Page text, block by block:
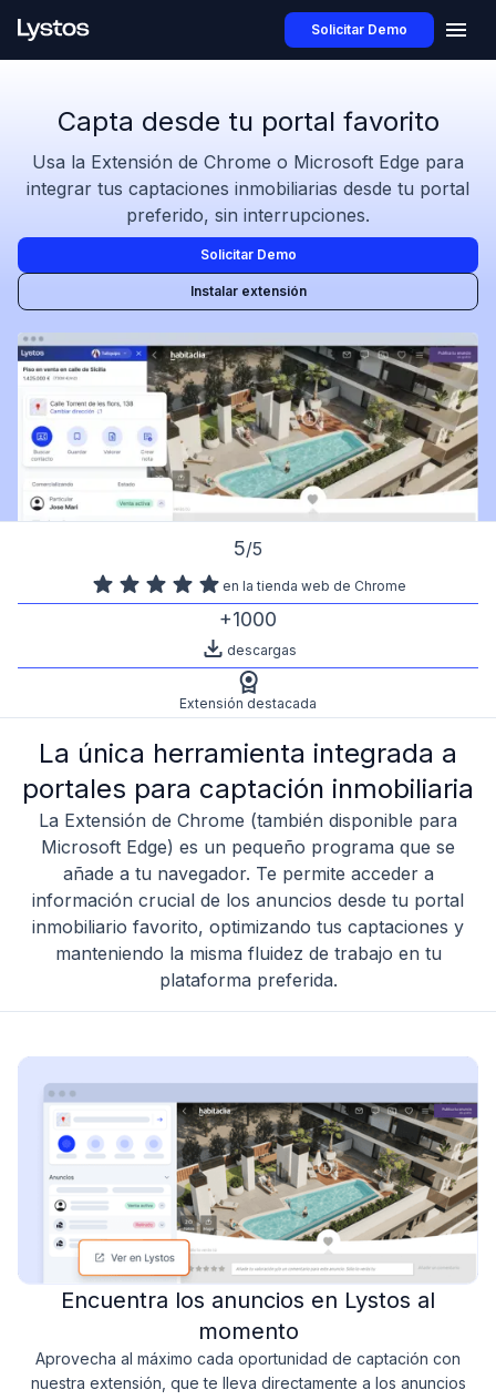
Solicitar Demo
Capta desde tu portal favorito
Usa la Extensión de Chrome o Microsoft Edge para
integrar tus captaciones inmobiliarias desde tu portal
preferido, sin interrupciones.
Solicitar Demo
Instalar extensión
5/5
en la tienda web de Chrome
+1000
descargas
Extensión destacada
La única herramienta integrada a
portales para captación inmobiliaria
La Extensión de Chrome (también disponible para
Microsoft Edge) es un pequeño programa que se
añade a tu navegador. Te permite acceder a
información crucial de los anuncios desde tu portal
inmobiliario favorito, optimizando tus captaciones y
manteniendo la misma fluidez de trabajo en tu
plataforma preferida.
Encuentra los anuncios en Lystos al
momento
Aprovecha al máximo cada oportunidad de captación con
nuestra extensión, que te lleva directamente a los anuncios